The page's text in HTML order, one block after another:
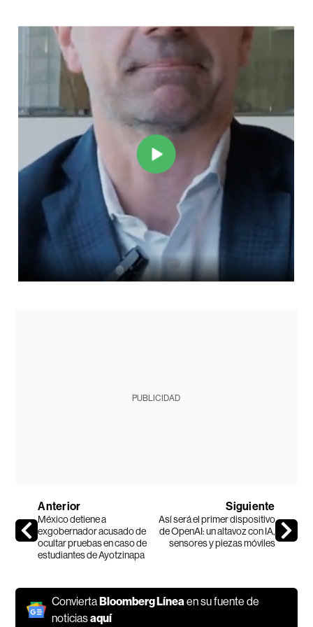
PUBLICIDAD
Anterior
México detiene a
exgobernador acusado de
ocultar pruebas en caso de
estudiantes de Ayotzinapa
Siguiente
Así será el primer dispositivo
de OpenAI: un altavoz con IA,
sensores y piezas móviles
ConviertaBloomberg Línea en su fuente de
noticiasaquí